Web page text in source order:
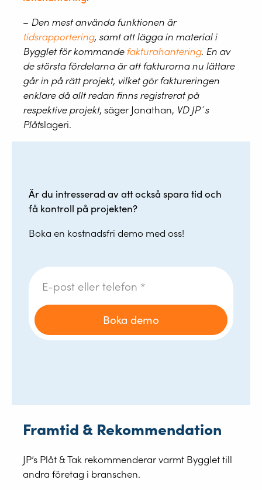
– Den mest använda funktionen är
tidsrapportering, samt att lägga in material i
Bygglet för kommandefakturahantering. En av
de största fördelarna är att fakturorna nu lättare
går in på rätt projekt, vilket gör faktureringen
enklare då allt redan finns registrerat på
respektive projekt, säger Jonathan, VD JP´s
Plåtslageri.
Är du intresserad av att också spara tid och
få kontroll på projekten?
Boka en kostnadsfri demo med oss!
Framtid & Rekommendation
JP’s Plåt & Tak rekommenderar varmt Bygglet till
andra företag i branschen.